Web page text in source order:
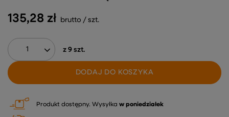
135,28 zł brutto / szt.
z 9 szt.
DODAJ DO KOSZYKA
Produkt dostępny Wysyłka w poniedziałek